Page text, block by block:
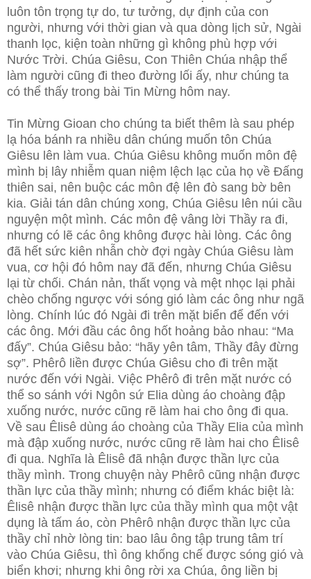
luôn tôn trọng tự do, tư tưởng, dự định của con
người, nhưng với thời gian và qua dòng lịch sử, Ngài
thanh lọc, kiện toàn những gì không phù hợp với
Nước Trời. Chúa Giêsu, Con Thiên Chúa nhập thể
làm người cũng đi theo đường lối ấy, như chúng ta
có thể thấy trong bài Tin Mừng hôm nay.
Tin Mừng Gioan cho chúng ta biết thêm là sau phép
lạ hóa bánh ra nhiều dân chúng muốn tôn Chúa
Giêsu lên làm vua. Chúa Giêsu không muốn môn đệ
mình bị lây nhiễm quan niệm lệch lạc của họ về Đấng
thiên sai, nên buộc các môn đệ lên đò sang bờ bên
kia. Giải tán dân chúng xong, Chúa Giêsu lên núi cầu
nguyện một mình. Các môn đệ vâng lời Thầy ra đi,
nhưng có lẽ các ông không được hài lòng. Các ông
đã hết sức kiên nhẫn chờ đợi ngày Chúa Giêsu làm
vua, cơ hội đó hôm nay đã đến, nhưng Chúa Giêsu
lại từ chối. Chán nản, thất vọng và mệt nhọc lại phải
chèo chống ngược với sóng gió làm các ông như ngã
lòng. Chính lúc đó Ngài đi trên mặt biển để đến với
các ông. Mới đầu các ông hốt hoảng bảo nhau: “Ma
đấy”. Chúa Giêsu bảo: “hãy yên tâm, Thầy đây đừng
sợ”. Phêrô liền được Chúa Giêsu cho đi trên mặt
nước đến với Ngài. Việc Phêrô đi trên mặt nước có
thể so sánh với Ngôn sứ Elia dùng áo choàng đập
xuống nước, nước cũng rẽ làm hai cho ông đi qua.
Về sau Êlisê dùng áo choàng của Thầy Elia của mình
mà đập xuống nước, nước cũng rẽ làm hai cho Êlisê
đi qua. Nghĩa là Êlisê đã nhận được thần lực của
thầy mình. Trong chuyện này Phêrô cũng nhận được
thần lực của thầy mình; nhưng có điểm khác biệt là:
Êlisê nhận được thần lực của thầy mình qua một vật
dụng là tấm áo, còn Phêrô nhận được thần lực của
thầy chỉ nhờ lòng tin: bao lâu ông tập trung tâm trí
vào Chúa Giêsu, thì ông khống chế được sóng gió và
biển khơi; nhưng khi ông rời xa Chúa, ông liền bị